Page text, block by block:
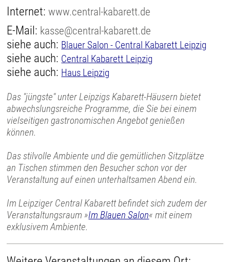
Internet:www.central-kabarett.de
E-Mail: kasse@central-kabarett.de
siehe auch: Blauer Salon - Central Kabarett Leipzig
siehe auch: Central Kabarett Leipzig
siehe auch: Haus Leipzig
Das "jüngste" unter Leipzigs Kabarett-Häusern bietet
abwechslungsreiche Programme, die Sie bei einem
vielseitigen gastronomischen Angebot genießen
können.
Das stilvolle Ambiente und die gemütlichen Sitzplätze
an Tischen stimmen den Besucher schon vor der
Veranstaltung auf einen unterhaltsamen Abend ein.
Im Leipziger Central Kabarett befindet sich zudem der
Veranstaltungsraum »Im Blauen Salon« mit einem
exklusivem Ambiente.